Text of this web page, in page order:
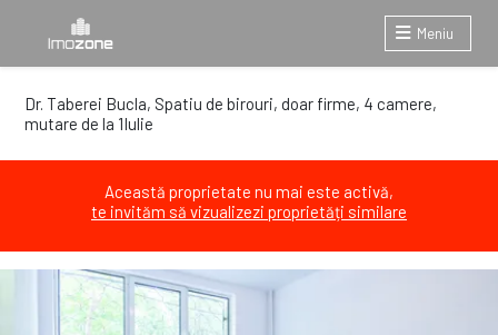
Meniu
Dr. Taberei Bucla, Spatiu de birouri, doar firme, 4 camere,
mutare de la 1Iulie
Această proprietate nu mai este activă,
te invităm să vizualizezi proprietăți similare